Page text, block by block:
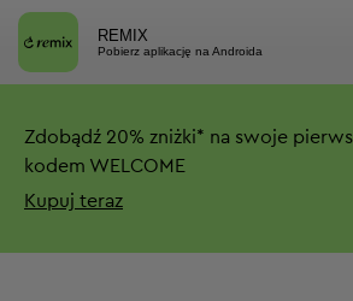
REMIX
Pobierz aplikację na Androida
Zdobądź 20% zniżki* na swoje
kodem WELCOME
Kupuj teraz